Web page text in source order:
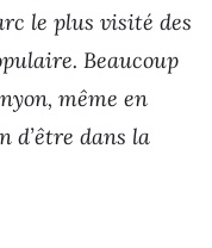
le plus visité des
Beaucoup
même en
d’être dans la